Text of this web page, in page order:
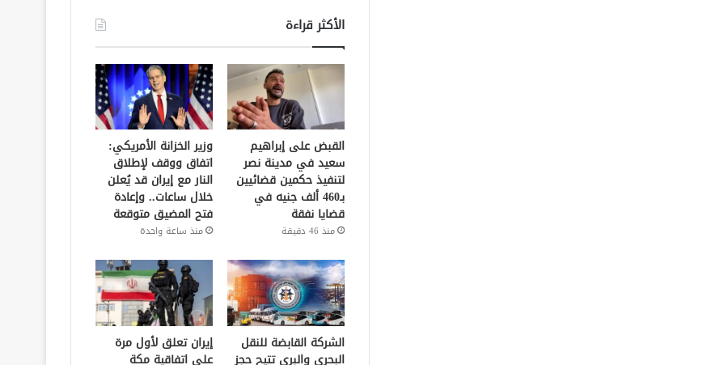
الأكثر قراءة
القبض على إبراهيم
سعيد في مدينة نصر
لتنفيذ حكمين قضائيين
بـ460 ألف جنيه في
قضايا نفقة
منذ 46 دقيقة
وزير الخزانة الأمريكي:
اتفاق ووقف لإطلاق
النار مع إيران قد يُعلن
خلال ساعات.. وإعادة
فتح المضيق متوقعة
منذ ساعة واحدة
الشركة القابضة للنقل
البحري والبري تتيح حجز
إيران تعلق لأول مرة
على اتفاقية مكة